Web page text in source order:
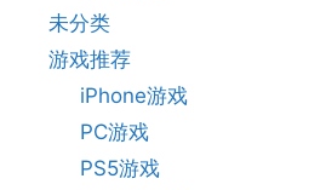
未分类
游戏推荐
iPhone游戏
PC游戏
PS5游戏